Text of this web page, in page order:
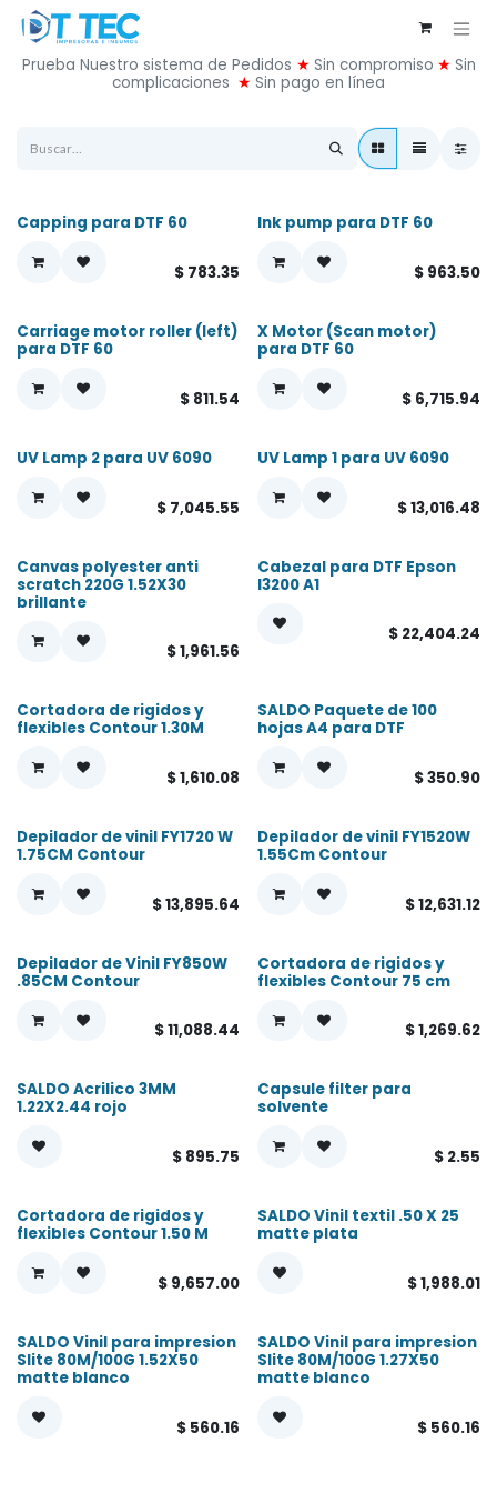
Ir al contenido
Prueba Nuestro sistema de Pedidos ★ Sin compromiso ★ Sin
complicaciones ★ Sin pago en línea
Capping para DTF 60
$ 783.35
Ink pump para DTF 60
$ 963.50
Carriage motor roller (left)
para DTF 60
$ 811.54
X Motor (Scan motor)
para DTF 60
$ 6,715.94
UV Lamp 2 para UV 6090
$ 7,045.55
UV Lamp 1 para UV 6090
$13,016.48
Canvas polyester anti
scratch 220G 1.52X30
brillante
$1,961.56
Cabezal para DTF Epson
I3200 A1
$ 22,404.24
Cortadora de rigidos y
flexibles Contour 1.30M
$1,610.08
SALDO Paquete de 100
hojas A4 para DTF
$350.90
Depilador de vinil FY1720 W
1.75CM Contour
$13,895.64
Depilador de vinil FY1520W
1.55Cm Contour
$12,631.12
Depilador de Vinil FY850W
.85CM Contour
$11,088.44
Cortadora de rigidos y
flexibles Contour 75 cm
$1,269.62
SALDO Acrilico 3MM
1.22X2.44 rojo
$ 895.75
Capsule filter para
solvente
$ 2.55
Cortadora de rigidos y
flexibles Contour 1.50 M
$ 9,657.00
SALDO Vinil textil .50 X 25
matte plata
$1,988.01
SALDO Vinil para impresion
Slite 80M/100G 1.52X50
matte blanco
$ 560.16
SALDO Vinil para impresion
Slite 80M/100G 1.27X50
matte blanco
$ 560.16